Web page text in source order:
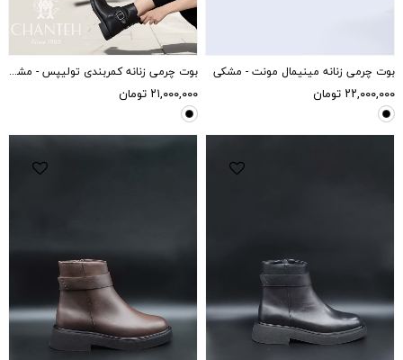
بوت چرمی زنانه مینیمال مونت - مشکی
۲۲,۰۰۰,۰۰۰ تومان
بوت چرمی زنانه کمربندی تولیپس - مشکی
۲۱,۰۰۰,۰۰۰ تومان